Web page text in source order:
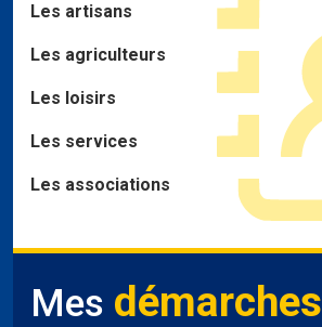
Les artisans
Les agriculteurs
Les loisirs
Les services
Les associations
Mes démarches